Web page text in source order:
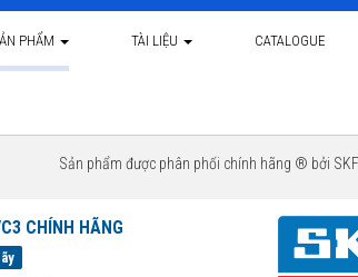
PHẨM TÀI LIỆU CATALOGUE
Sản phẩm được phân phối chính hãng ® bởi
CHÍNH HÃNG